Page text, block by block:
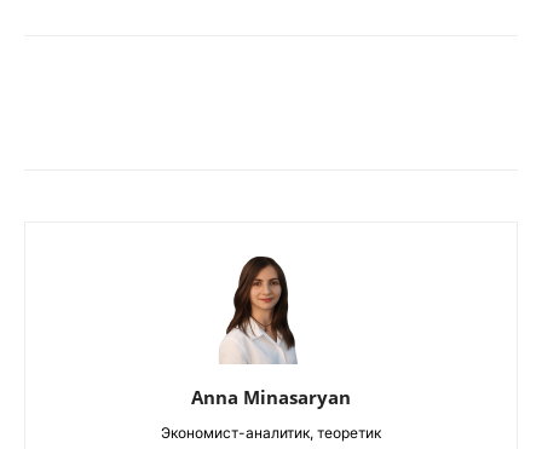
Anna Minasaryan
Экономист-аналитик, теоретик